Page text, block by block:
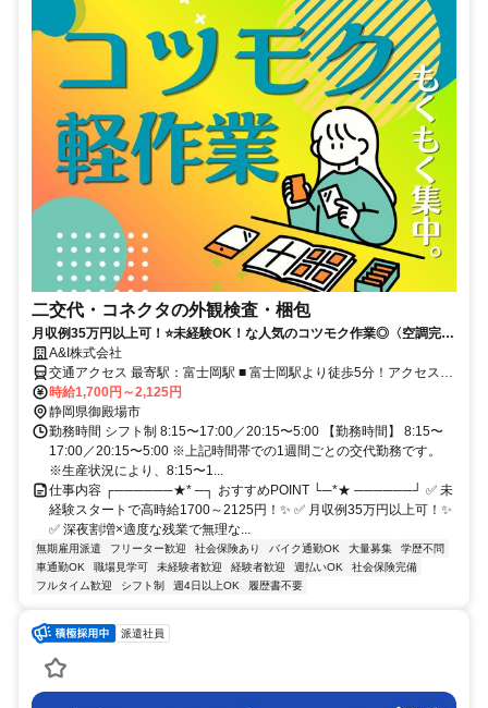
二交代・コネクタの外観検査・梱包
月収例35万円以上可！⭐未経験OK！な人気のコツモク作業◎〈空調完
備〉〈残業少なめ〉〈深夜割増あり〉
A&I株式会社
交通アクセス 最寄駅：富士岡駅 ■ 富士岡駅より徒歩5分！アクセス良
好◎ ■ 車、自転車での通勤OK！
時給1,700円～2,125円
静岡県御殿場市
勤務時間 シフト制 8:15〜17:00／20:15〜5:00 【勤務時間】 8:15〜
17:00／20:15〜5:00 ※上記時間帯での1週間ごとの交代勤務です。
※生産状況により、8:15〜1...
仕事内容 ┌──────★* ─┐ おすすめPOINT └─*★ ──────┘ ✅ 未
経験スタートで高時給1700～2125円！✨ ✅ 月収例35万円以上可！✨
✅ 深夜割増×適度な残業で無理な...
無期雇用派遣 フリーター歓迎 社会保険あり バイク通勤OK 大量募集
学歴不問
車通勤OK
職場見学可 未経験者歓迎 経験者歓迎 週払いOK
社会保険完備
フルタイム歓迎
シフト制 週4日以上OK 履歴書不要
派遣社員